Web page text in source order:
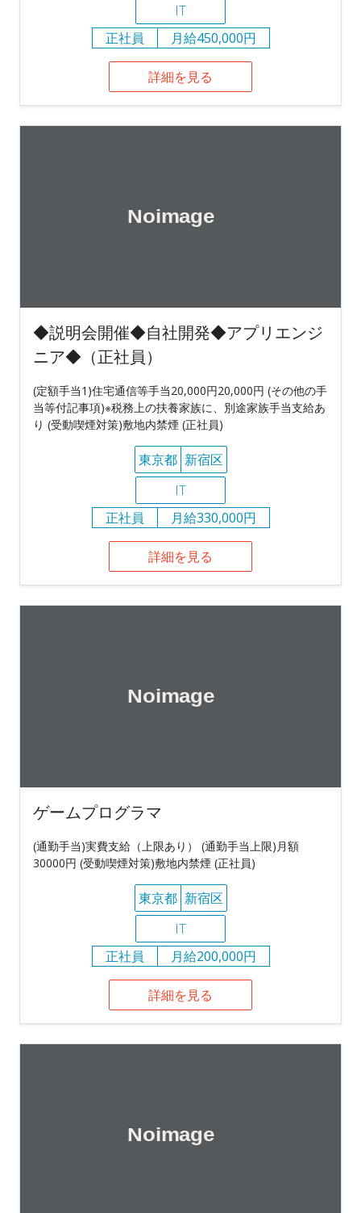
IT
正社員
月給450,000円
詳細を見る
◆説明会開催◆自社開発◆アプリエンジ
ニア◆（正社員）
(定額手当1)住宅通信等手当20,000円20,000円 (その他の手
当等付記事項)※税務上の扶養家族に、別途家族手当支給あ
り (受動喫煙対策)敷地内禁煙 (正社員)
東京都 新宿区
IT
正社員
月給330,000円
詳細を見る
ゲームプログラマ
(通勤手当)実費支給（上限あり） (通勤手当上限)月額
30000円 (受動喫煙対策)敷地内禁煙 (正社員)
東京都 新宿区
IT
正社員
月給200,000円
詳細を見る